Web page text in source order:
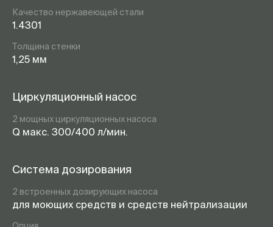
Качество нержавеющей стали
1.4301
Толщина стенки
1,25 мм
Циркуляционный насос
2 мощных циркуляционных насоса
Q макс. 300/400 л/мин.
Система дозирования
2 встроенных дозирующих насоса
для моющих средств и средств нейтрализации